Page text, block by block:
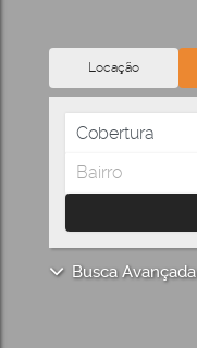
Locação
Cobertura
Bairro
Busca Avançada